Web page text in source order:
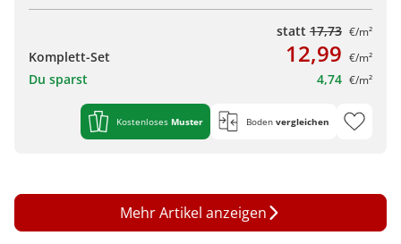
statt 17,73 €/m²
Komplett-Set 12,99 €/m²
Du sparst 4,74 €/m²
Kostenloses Muster Boden vergleichen
Mehr Artikel anzeigen